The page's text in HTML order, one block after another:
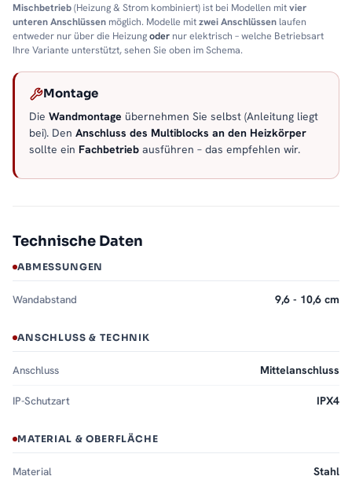
Mischbetrieb(Heizung & Strom kombiniert) ist bei Modellen mitvier
unteren Anschlüssen möglich. Modelle mitzwei Anschlüssen laufen
entweder nur über die Heizungoder nur elektrisch – welche Betriebsart
Ihre Variante unterstützt, sehen Sie oben im Schema.
Montage
Die Wandmontage übernehmen Sie selbst (Anleitung liegt
bei). Den Anschluss des Multiblocks an den Heizkörper
sollte ein Fachbetrieb ausführen – das empfehlen wir.
Technische Daten
ABMESSUNGEN
Wandabstand 9,6 - 10,6 cm
ANSCHLUSS & TECHNIK
Anschluss Mittelanschluss
IP-Schutzart IPX4
MATERIAL & OBERFLÄCHE
Material Stahl